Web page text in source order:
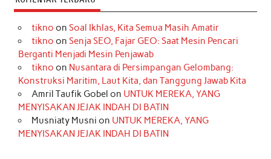
tikno on Soal Ikhlas, Kita Semua Masih Amatir
tikno on Senja SEO, Fajar GEO: Saat Mesin Pencari
Berganti Menjadi Mesin Penjawab
tikno on Nusantara di Persimpangan Gelombang:
Konstruksi Maritim, Laut Kita, dan Tanggung Jawab Kita
Amril Taufik Gobel on UNTUK MEREKA, YANG
MENYISAKAN JEJAK INDAH DI BATIN
Musniaty Musni on UNTUK MEREKA, YANG
MENYISAKAN JEJAK INDAH DI BATIN